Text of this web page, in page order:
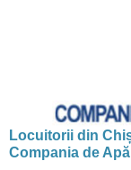
Locuitorii din
Compania de